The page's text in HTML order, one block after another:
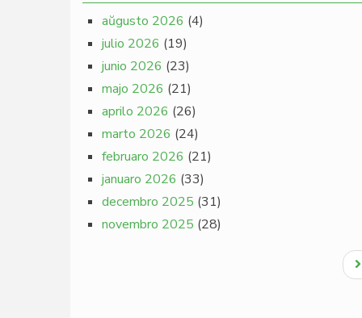
aŭgusto 2026 (4)
julio 2026 (19)
junio 2026 (23)
majo 2026 (21)
aprilo 2026 (26)
marto 2026 (24)
februaro 2026 (21)
januaro 2026 (33)
decembro 2025 (31)
novembro 2025 (28)